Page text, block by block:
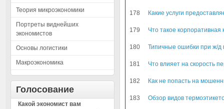
Теория микроэкономики
Портреты виднейших
экономистов
Основы логистики
Макроэкономика
Голосование
Какой экономист вам
178 Какие услуги
179 Что такое
180 Типичные ошибки при ж/д
181 Что влияет на скорость
182 Как не попасть на
183 Обзор видов